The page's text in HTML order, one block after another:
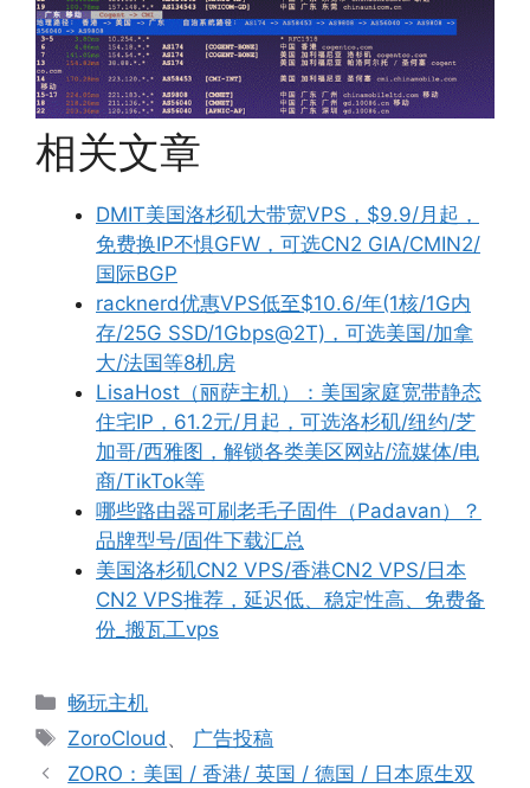
相关文章
DMIT美国洛杉矶大带宽VPS，$9.9/月起，
免费换IP不惧GFW，可选CN2 GIA/CMIN2/
国际BGP
racknerd优惠VPS低至$10.6/年(1核/1G内
存/25G SSD/1Gbps@2T)，可选美国/加拿
大/法国等8机房
LisaHost（丽萨主机）：美国家庭宽带静态
住宅IP，61.2元/月起，可选洛杉矶/纽约/芝
加哥/西雅图，解锁各类美区网站/流媒体/电
商/TikTok等
哪些路由器可刷老毛子固件（Padavan）？
品牌型号/固件下载汇总
美国洛杉矶CN2 VPS/香港CN2 VPS/日本
CN2 VPS推荐，延迟低、稳定性高、免费备
份_搬瓦工vps
分
类
畅玩主机
标
签
ZoroCloud 、 广告投稿
ZORO：美国 / 香港/ 英国 / 德国 / 日本原生双